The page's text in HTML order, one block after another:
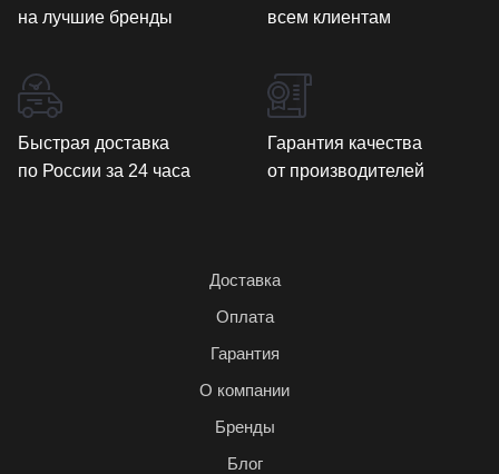
на лучшие бренды
всем клиентам
Быстрая доставка
по России за 24 часа
Гарантия качества
от производителей
Доставка
Оплата
Гарантия
О компании
Бренды
Блог